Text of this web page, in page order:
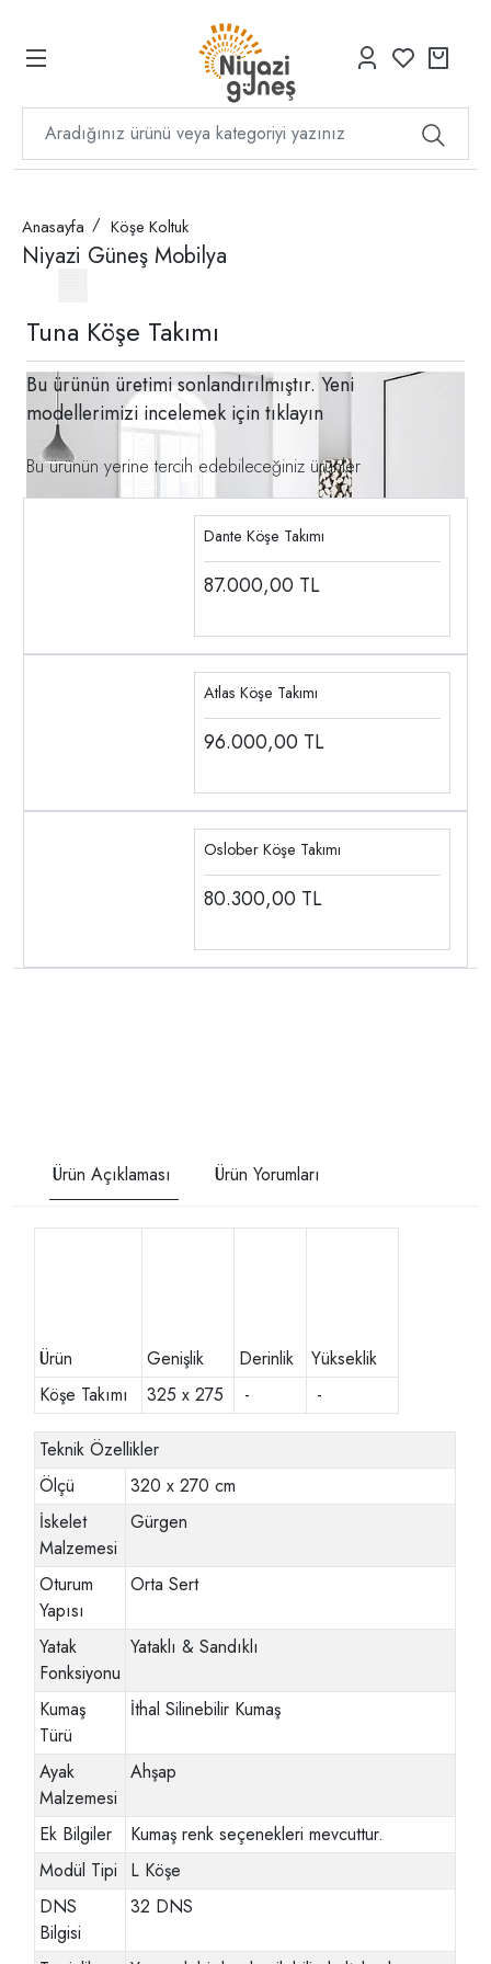
Anasayfa Köşe Koltuk
Niyazi Güneş Mobilya
Tuna Köşe Takımı
Bu ürünün üretimi sonlandırılmıştır. Yeni
modellerimizi incelemek içintıklayın
Bu ürünün yerine tercih edebileceğiniz ürünler
Dante Köşe Takımı
87.000,00 TL
Atlas Köşe Takımı
96.000,00 TL
Oslober Köşe Takımı
80.300,00 TL
Ürün Açıklaması Ürün Yorumları
Ürün Genişlik Derinlik
Yükseklik
Köşe Takımı
325 x 275 - -
Teknik Özellikler
Ölçü
320 x 270 cm
İskelet
Malzemesi
Gürgen
Oturum
Yapısı
Orta Sert
Yatak
Fonksiyonu
Yataklı & Sandıklı
Kumaş
Türü
İthal Silinebilir Kumaş
Ayak
Malzemesi
Ahşap
Ek Bilgiler
Kumaş renk seçenekleri mevcuttur.
Modül Tipi
L Köşe
DNS
Bilgisi
32 DNS